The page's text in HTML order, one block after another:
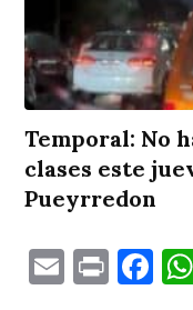
Temporal: No
clases este
Pueyrredon
EmailPrint